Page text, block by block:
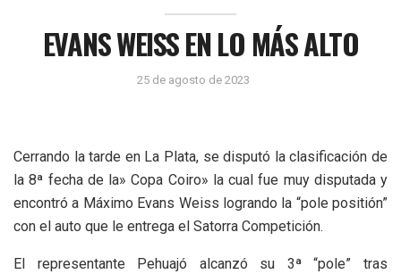
EVANS WEISS EN LO MÁS ALTO
25 de agosto de 2023
Cerrando la tarde en La Plata, se disputó la clasificación de
la 8ª fecha de la» Copa Coiro» la cual fue muy disputada y
encontró a Máximo Evans Weiss logrando la “pole positión”
con el auto que le entrega el Satorra Competición.
El representante Pehuajó alcanzó su 3ª “pole” tras